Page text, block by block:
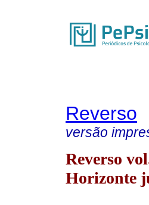
Reverso
versão
Reverso
Horizonte